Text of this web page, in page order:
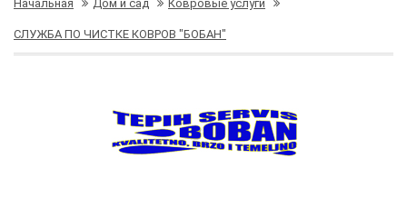
Начальная Дом и сад Ковровые услуги
СЛУЖБА ПО ЧИСТКЕ КОВРОВ "БОБАН"